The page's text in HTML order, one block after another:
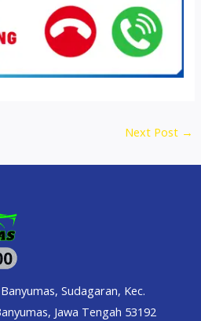
Next Post →
Sudagaran, Kec.
Jawa Tengah 53192